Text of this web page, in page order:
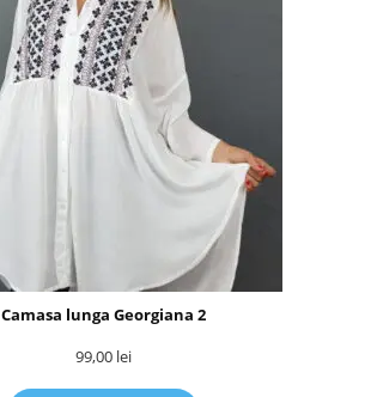
Camasa lunga Georgiana 2
99,00 lei